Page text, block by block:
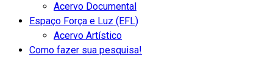
Acervo Documental
Espaço Força e Luz (EFL)
Acervo Artístico
Como fazer sua pesquisa!